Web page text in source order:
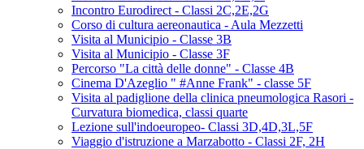
Incontro Eurodirect - Classi 2C,2E,2G
Corso di cultura aereonautica - Aula Mezzetti
Visita al Municipio - Classe 3B
Visita al Municipio - Classe 3F
Percorso "La città delle donne" - Classe 4B
Cinema D'Azeglio " #Anne Frank" - classe 5F
Visita al padiglione della clinica pneumologica Rasori -
Curvatura biomedica, classi quarte
Lezione sull'indoeuropeo- Classi 3D,4D,3L,5F
Viaggio d'istruzione a Marzabotto - Classi 2F, 2H